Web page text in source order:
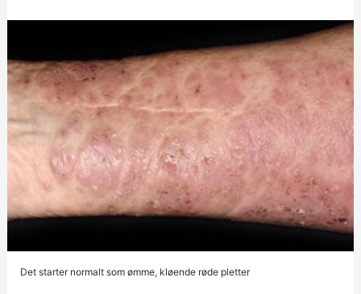
Det starter normalt som ømme, kløende røde pletter